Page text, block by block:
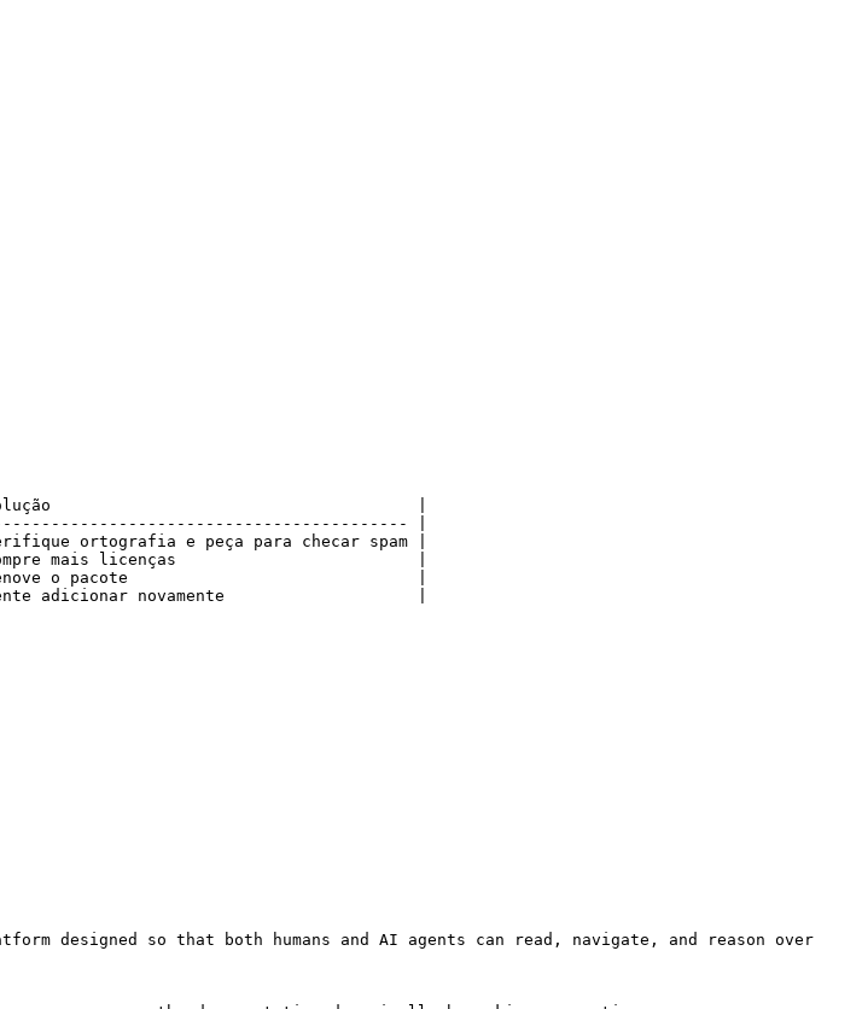
|
|
ortografia e peça para checar spam |
mais licenças                         |
o pacote                              |
adicionar novamente                    |
designed so that both humans and AI agents can read, navigate, and reason over